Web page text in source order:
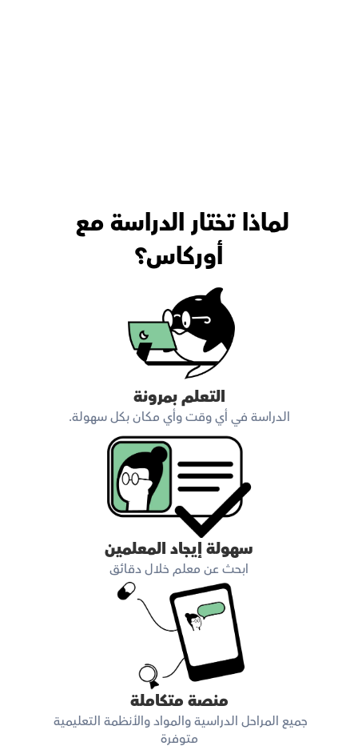
أوركاس؟
التعلم بمرونة
الدراسة في أي وقت وأي مكان بكل سهولة.
سهولة إيجاد المعلمين
ابحث عن معلم خلال دقائق
منصة متكاملة
متوفرة